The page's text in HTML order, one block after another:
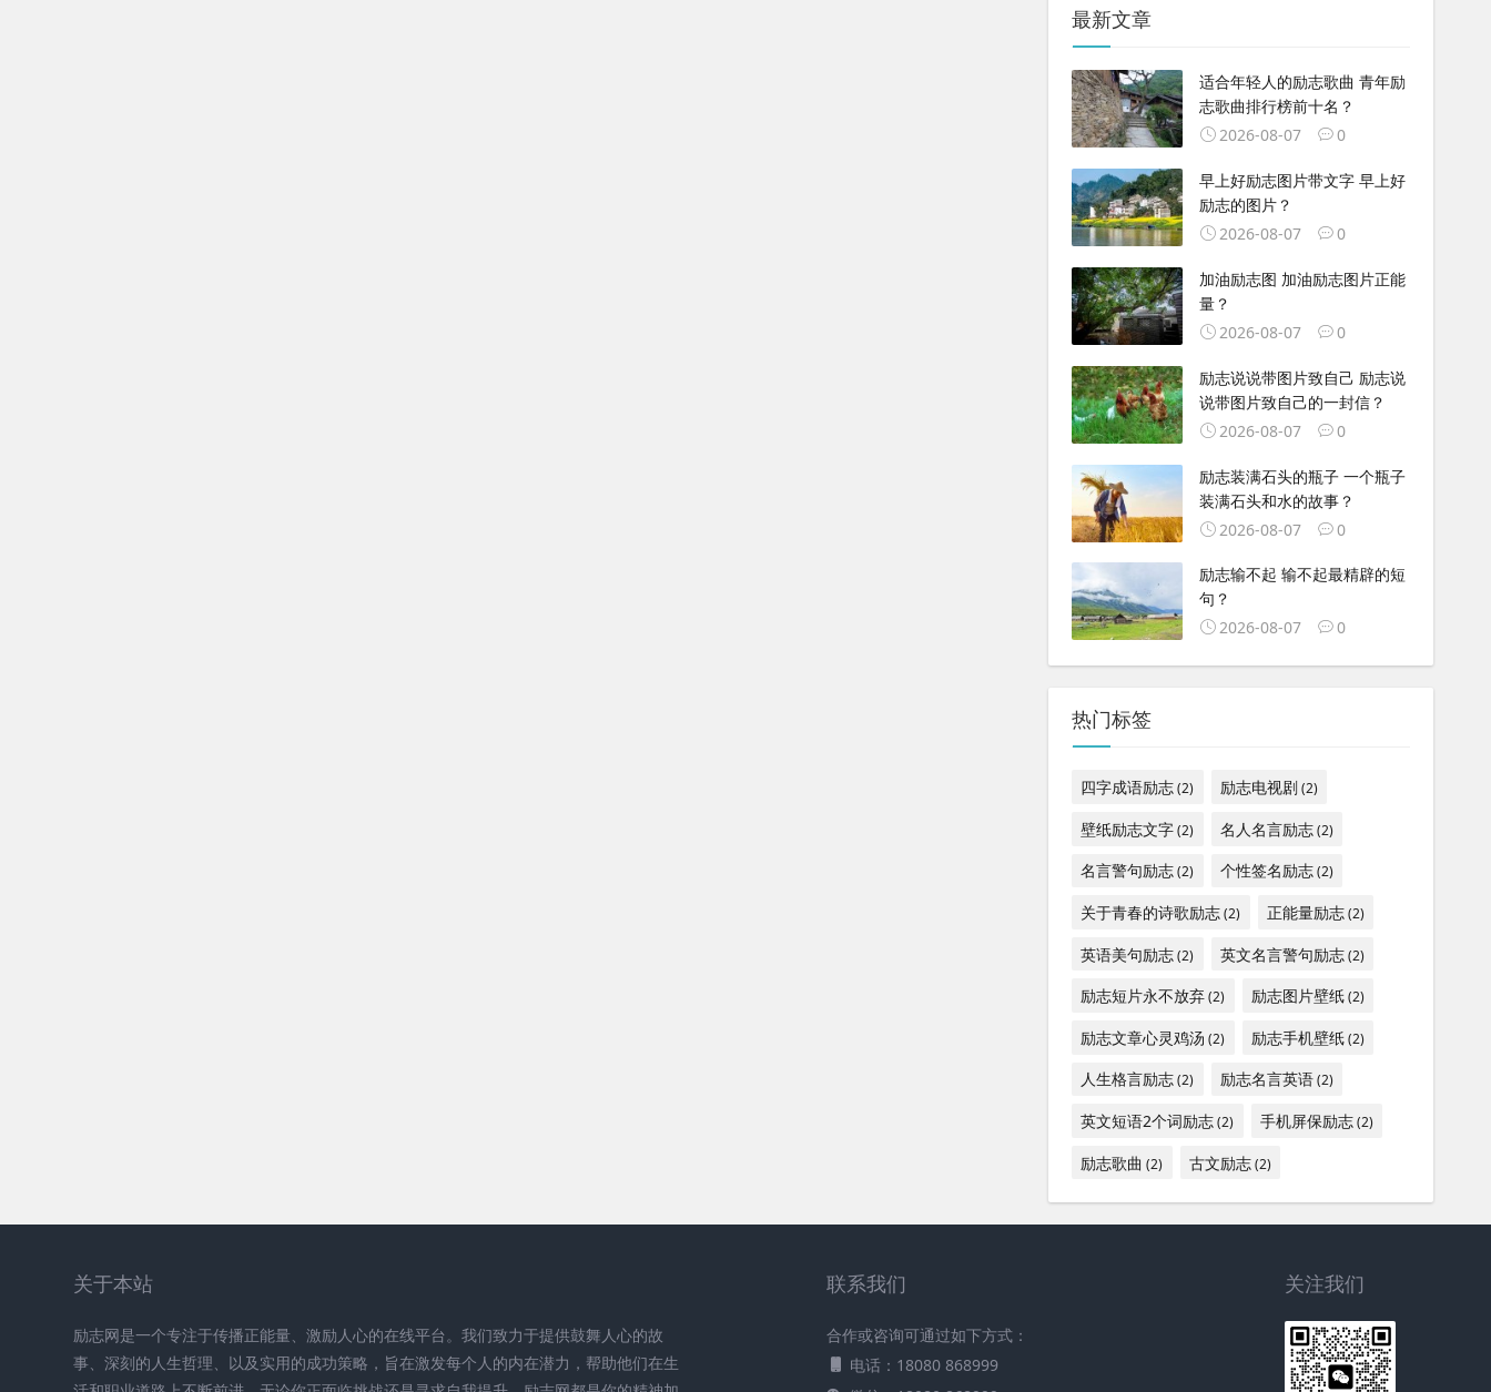
最新文章
适合年轻人的励志歌曲 青年励
志歌曲排行榜前十名？
2026-08-07
0
早上好励志图片带文字 早上好
励志的图片？
2026-08-07
0
加油励志图 加油励志图片正能
量？
2026-08-07
0
励志说说带图片致自己 励志说
说带图片致自己的一封信？
2026-08-07
0
励志装满石头的瓶子 一个瓶子
装满石头和水的故事？
2026-08-07
0
励志输不起 输不起最精辟的短
句？
2026-08-07
0
热门标签
四字成语励志(2) 励志电视剧(2)
壁纸励志文字(2) 名人名言励志(2)
名言警句励志(2) 个性签名励志(2)
关于青春的诗歌励志(2) 正能量励志(2)
英语美句励志(2) 英文名言警句励志(2)
励志短片永不放弃(2) 励志图片壁纸(2)
励志文章心灵鸡汤 (2) 励志手机壁纸(2)
人生格言励志(2) 励志名言英语(2)
英文短语2个词励志(2) 手机屏保励志(2)
励志歌曲 (2) 古文励志(2)
关于本站
励志网是一个专注于传播正能量、激励人心的在线平台。我们致力于提供鼓舞人心的故
事、深刻的人生哲理、以及实用的成功策略，旨在激发每个人的内在潜力，帮助他们在生
联系我们
合作或咨询可通过如下方式：
电话：18080 868999
关注我们